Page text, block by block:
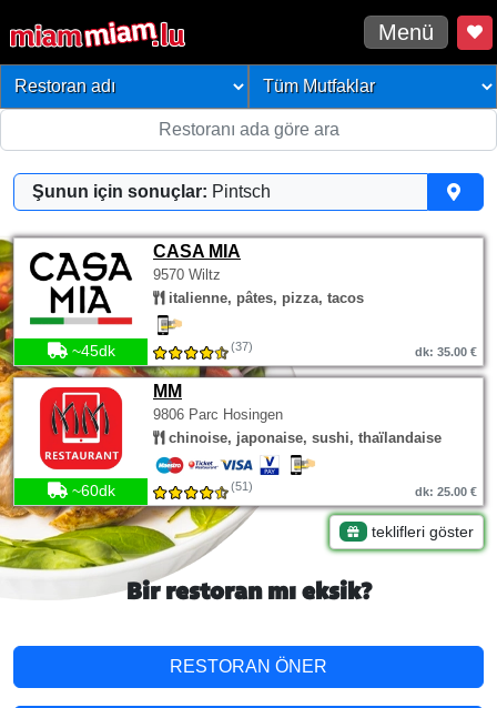
Menü
Şunun için sonuçlar: Pintsch
CASA MIA
9570 Wiltz
italienne, pâtes, pizza, tacos
~45dk (37) dk: 35.00 €
MM
9806 Parc Hosingen
chinoise, japonaise, sushi, thaïlandaise
~60dk (51) dk: 25.00 €
teklifleri göster
Bir restoran mı eksik?
RESTORAN ÖNER